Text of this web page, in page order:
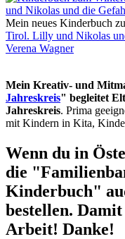
Mein neues Kinderbuch
Tirol. Lilly und Nikolas
Verena Wagner
Mein Kreativ- und
Jahreskreis" begleitet
Jahreskreis. Prima
mit Kindern in Kita,
Wenn du in
die
Kinderbuch"
bestellen.
Arbeit! Danke!